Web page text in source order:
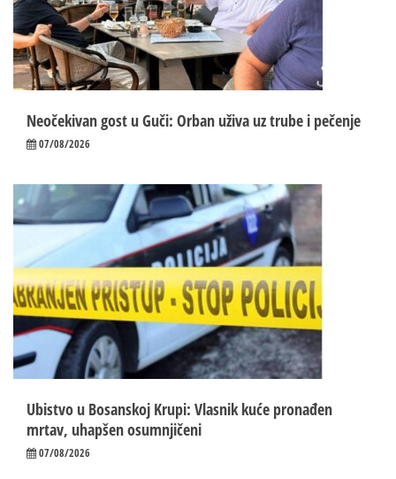
Neočekivan gost u Guči: Orban uživa uz trube i pečenje
07/08/2026
Ubistvo u Bosanskoj Krupi: Vlasnik kuće pronađen
mrtav, uhapšen osumnjičeni
07/08/2026